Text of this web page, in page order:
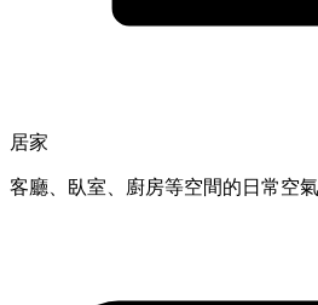
居家
客廳、臥室、廚房等空間的日常空